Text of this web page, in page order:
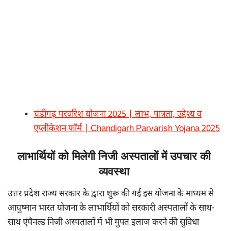
चंडीगढ़ परवरिश योजना 2025 | लाभ, पात्रता, उद्देश्य व
एप्लीकेशन फॉर्म | Chandigarh Parvarish Yojana 2025
लाभार्थियों को मिलेगी निजी अस्पतालों में उपचार की
व्यवस्था
उत्तर प्रदेश राज्य सरकार के द्वारा शुरू की गई इस योजना के माध्यम से
आयुष्मान भारत योजना के लाभार्थियों को सरकारी अस्पतालों के साथ-
साथ एंपैनल्ड निजी अस्पतालों में भी मुफ्त इलाज करने की सुविधा